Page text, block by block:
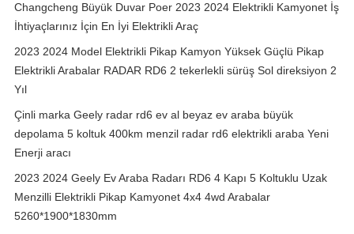
Changcheng Büyük Duvar Poer 2023 2024 Elektrikli Kamyonet İş
İhtiyaçlarınız İçin En İyi Elektrikli Araç
2023 2024 Model Elektrikli Pikap Kamyon Yüksek Güçlü Pikap
Elektrikli Arabalar RADAR RD6 2 tekerlekli sürüş Sol direksiyon 2
Yıl
Çinli marka Geely radar rd6 ev al beyaz ev araba büyük
depolama 5 koltuk 400km menzil radar rd6 elektrikli araba Yeni
Enerji aracı
2023 2024 Geely Ev Araba Radarı RD6 4 Kapı 5 Koltuklu Uzak
Menzilli Elektrikli Pikap Kamyonet 4x4 4wd Arabalar
5260*1900*1830mm